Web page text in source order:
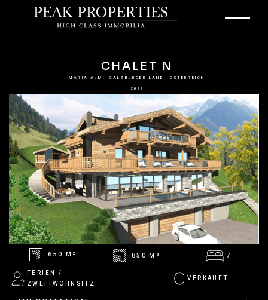
CHALET N
MARIA ALM - SALZBURGER LAND - ÖSTERREICH
2022
650 M² 850 M² 7
FERIEN /
ZWEITWOHNSITZ
VERKAUFT